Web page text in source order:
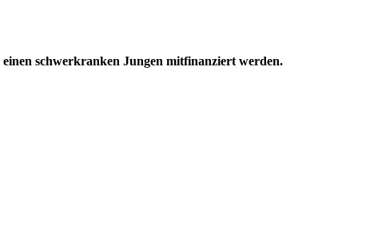
schwerkranken Jungen mitfinanziert werden.